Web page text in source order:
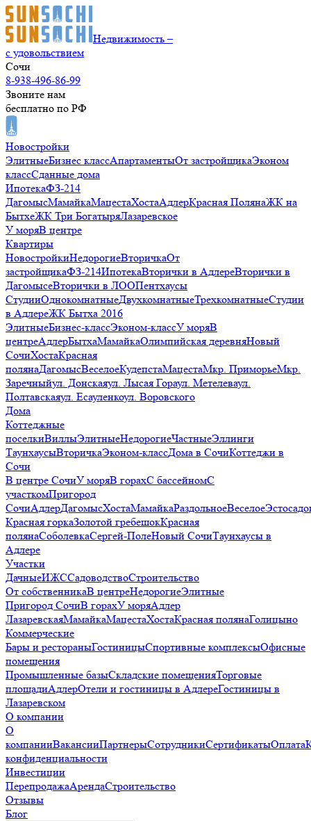
Недвижимость –
с удовольствием
Сочи
8-938-496-86-99
Звоните нам
бесплатно по РФ
Новостройки
ЭлитныеБизнес классАпартаментыОт застройщикаЭконом
классСданные дома
ИпотекаФЗ-214
ДагомысМамайкаМацестаХостаАдлерКрасная ПолянаЖК на
БытхеЖК Три БогатыряЛазаревское
У моряВ центре
Квартиры
НовостройкиНедорогиеВторичкаОт
застройщикаФЗ-214ИпотекаВторички в АдлереВторички в
ДагомысеВторички в ЛООПентхаусы
СтудииОднокомнатныеДвухкомнатныеТрехкомнатныеСтудии
в АдлереЖК Бытха 2016
ЭлитныеБизнес-классЭконом-классУ моряВ
центреАдлерБытхаМамайкаОлимпийская деревняНовый
СочиХостаКрасная
полянаДагомысВеселоеКудепстаМацестаМкр. ПриморьеМкр.
Заречныйул. Донскаяул. Лысая Гораул. Метелеваул.
Полтавскаяул. Есауленкоул. Воровского
Дома
Коттеджные
поселкиВиллыЭлитныеНедорогиеЧастныеЭллинги
ТаунхаусыВторичкаЭконом-классДома в СочиКоттеджи в
Сочи
В центре СочиУ моряВ горахС бассейномС
участкомПригород
СочиАдлерДагомысХостаМамайкаРаздольноеВеселое
Красная горкаЗолотой гребешокКрасная
полянаСоболевкаСергей-ПолеНовый СочиТаунхаусы в
Адлере
Участки
ДачныеИЖССадоводствоСтроительство
От собственникаВ центреНедорогиеЭлитные
Пригород СочиВ горахУ моряАдлер
ЛазаревскаяМамайкаМацестаХостаКрасная полянаГолицыно
Коммерческие
Бары и рестораныГостиницыСпортивные комплексыОфисные
помещения
Промышленные базыСкладские помещенияТорговые
площадиАдлерОтели и гостиницы в АдлереГостиницы в
Лазаревском
О компании
О
компанииВакансииПартнерыСотрудникиСертификатыОплата
конфиденциальности
Инвестиции
ПерепродажаАрендаСтроительство
Отзывы
Блог